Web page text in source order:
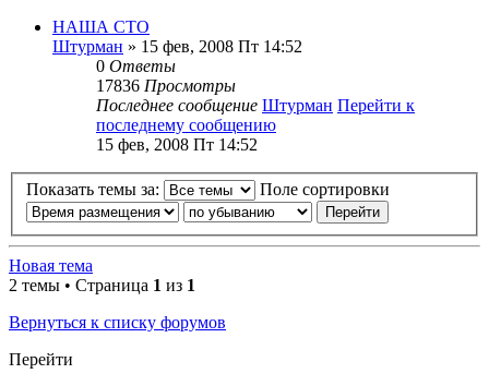
НАША СТО
Штурман » 15 фев, 2008 Пт 14:52
0 Ответы
17836 Просмотры
Последнее сообщение Штурман Перейти к
последнему сообщению
15 фев, 2008 Пт 14:52
Показать темы за: Поле сортировки
Новая тема
2 темы • Страница 1 из 1
Вернуться к списку форумов
Перейти